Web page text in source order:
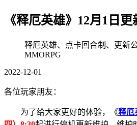
《释厄英雄》12月1日
释厄英雄、点卡回合制、更新
MMORPG
2022-12-01
各位玩家朋友：
为了给大家更好的体验，《释厄